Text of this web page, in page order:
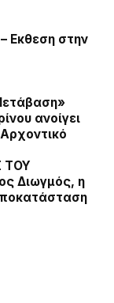
Eκθεση στην
ανοίγει
ΤΟΥ
Διωγμός, η